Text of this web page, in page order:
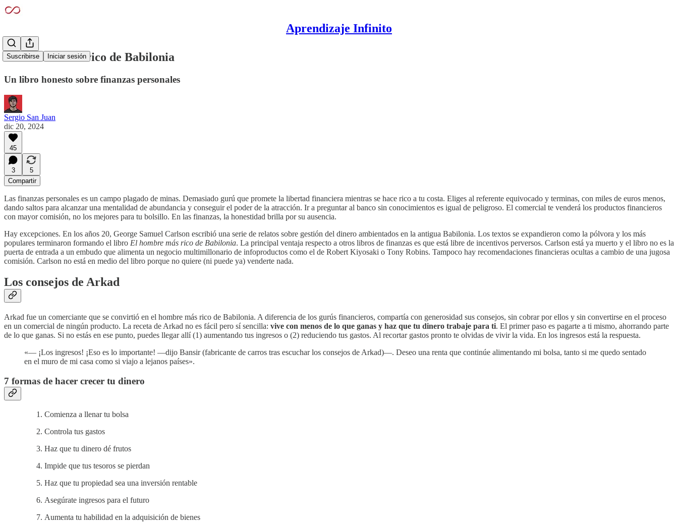
Aprendizaje Infinito
Suscribirse Iniciar sesión
El hombre más rico de Babilonia
Un libro honesto sobre finanzas personales
Sergio San Juan
dic 20, 2024
45
3
5
Compartir
Las finanzas personales es un campo plagado de minas. Demasiado gurú que promete la libertad financiera mientras se hace rico a tu costa. Eliges al referente equivocado y terminas, con miles de euros menos,
dando saltos para alcanzar una mentalidad de abundancia y conseguir el poder de la atracción. Ir a preguntar al banco sin conocimientos es igual de peligroso. El comercial te venderá los productos financieros
con mayor comisión, no los mejores para tu bolsillo. En las finanzas, la honestidad brilla por su ausencia.
Hay excepciones. En los años 20, George Samuel Carlson escribió una serie de relatos sobre gestión del dinero ambientados en la antigua Babilonia. Los textos se expandieron como la pólvora y los más
populares terminaron formando el libro El hombre más rico de Babilonia. La principal ventaja respecto a otros libros de finanzas es que está libre de incentivos perversos. Carlson está ya muerto y el libro no es la
puerta de entrada a un embudo que alimenta un negocio multimillonario de infoproductos como el de Robert Kiyosaki o Tony Robins. Tampoco hay recomendaciones financieras ocultas a cambio de una jugosa
comisión. Carlson no está en medio del libro porque no quiere (ni puede ya) venderte nada.
Los consejos de Arkad
Arkad fue un comerciante que se convirtió en el hombre más rico de Babilonia. A diferencia de los gurús financieros, compartía con generosidad sus consejos, sin cobrar por ellos y sin convertirse en el proceso
en un comercial de ningún producto. La receta de Arkad no es fácil pero sí sencilla: vive con menos de lo que ganas y haz que tu dinero trabaje para ti. El primer paso es pagarte a ti mismo, ahorrando parte
de lo que ganas. Si no estás en ese punto, puedes llegar allí (1) aumentando tus ingresos o (2) reduciendo tus gastos. Al recortar gastos pronto te olvidas de vivir la vida. En los ingresos está la respuesta.
«— ¡Los ingresos! ¡Eso es lo importante! —dijo Bansir (fabricante de carros tras escuchar los consejos de Arkad)—. Deseo una renta que continúe alimentando mi bolsa, tanto si me quedo sentado
en el muro de mi casa como si viajo a lejanos países».
7 formas de hacer crecer tu dinero
Comienza a llenar tu bolsa
Controla tus gastos
Haz que tu dinero dé frutos
Impide que tus tesoros se pierdan
Haz que tu propiedad sea una inversión rentable
Asegúrate ingresos para el futuro
Aumenta tu habilidad en la adquisición de bienes